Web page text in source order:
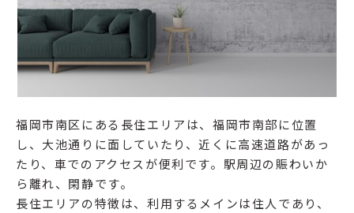
福岡市南区にある長住エリアは、福岡市南部に位置
し、大池通りに面していたり、近くに高速道路があっ
たり、車でのアクセスが便利です。駅周辺の賑わいか
ら離れ、閑静です。
長住エリアの特徴は、利用するメインは住人であり、